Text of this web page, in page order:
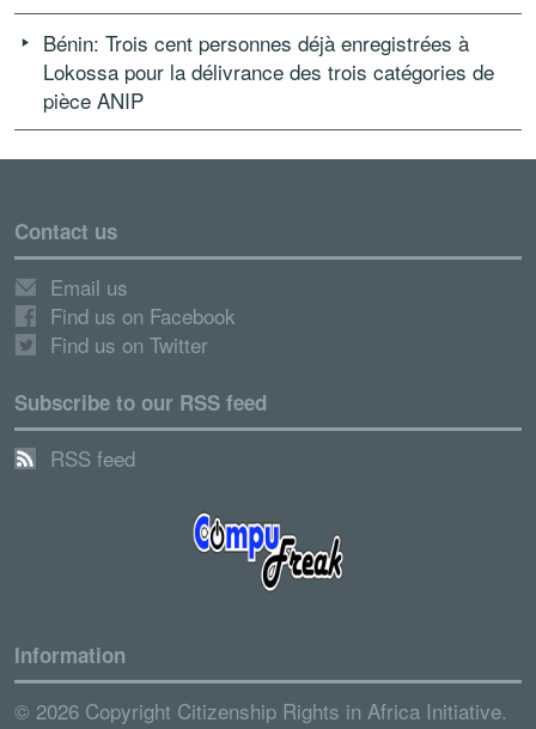
Bénin: Trois cent personnes déjà enregistrées à
Lokossa pour la délivrance des trois catégories de
pièce ANIP
Contact us
Email us
Find us on Facebook
Find us on Twitter
Subscribe to our RSS feed
RSS feed
Information
© 2026 Copyright Citizenship Rights in Africa Initiative.